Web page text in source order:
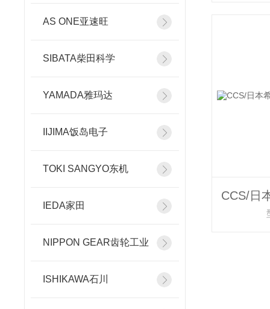
AS ONE亚速旺
SIBATA柴田科学
YAMADA雅玛达
IIJIMA饭岛电子
TOKI SANGYO东机
IEDA家田
NIPPON GEAR齿轮工业
ISHIKAWA石川